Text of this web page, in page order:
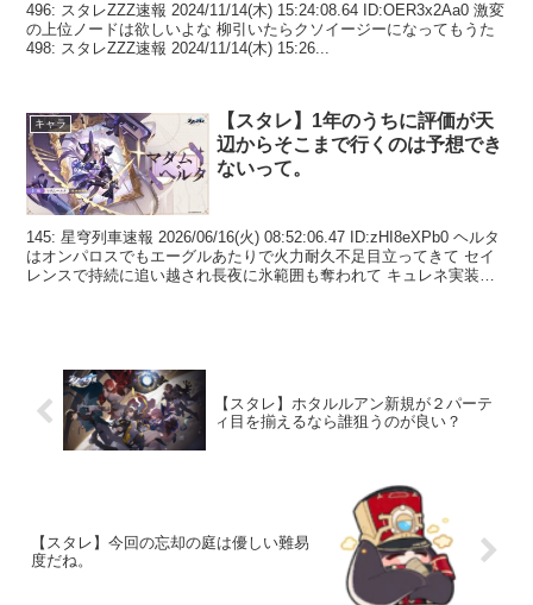
496: スタレZZZ速報 2024/11/14(木) 15:24:08.64 ID:OER3x2Aa0 激変
の上位ノードは欲しいよな 柳引いたらクソイージーになってもうた
498: スタレZZZ速報 2024/11/14(木) 15:26...
キャラ
【スタレ】1年のうちに評価が天
辺からそこまで行くのは予想でき
ないって。
145: 星穹列車速報 2026/06/16(火) 08:52:06.47 ID:zHI8eXPb0 ヘルタ
はオンパロスでもエーグルあたりで火力耐久不足目立ってきて セイ
レンスで持続に追い越され長夜に氷範囲も奪われて キュレネ実装さ
【スタレ】ホタルルアン新規が２パーテ
ィ目を揃えるなら誰狙うのが良い？
【スタレ】今回の忘却の庭は優しい難易
度だね。